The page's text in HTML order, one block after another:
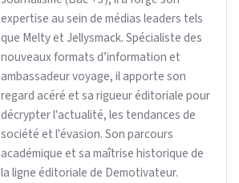
expertise au sein de médias leaders tels
que Melty et Jellysmack. Spécialiste des
nouveaux formats d’information et
ambassadeur voyage, il apporte son
regard acéré et sa rigueur éditoriale pour
décrypter l'actualité, les tendances de
société et l'évasion. Son parcours
académique et sa maîtrise historique de
la ligne éditoriale de Demotivateur.